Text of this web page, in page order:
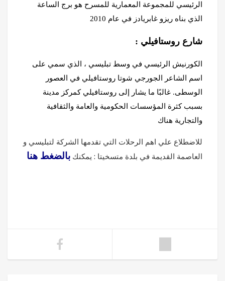
الرئيسي للمجموعة المعمارية للمسرح هو برج الساعة
الذي بناه ريزو غابريادز في عام 2010
: شارع روستافيلي
الكورنيش الرئيسي في وسط تبليسي ، الذي سمي على
اسم الشاعر الجورجي شوتا روستافيلي في العصور
الوسطى. غالبًا ما يشار إلى روستافيليكمركز مدينة
بسبب كثرة المؤسسات الحكومية والعامة والثقافية
والتجارية هناك
للاضطلاع علي اهم الرحلات التي تقدمها الشركة لتبليسي و
العاصمة القديمة في بلدة متسخيتا : يمكنك بالضغط هنا